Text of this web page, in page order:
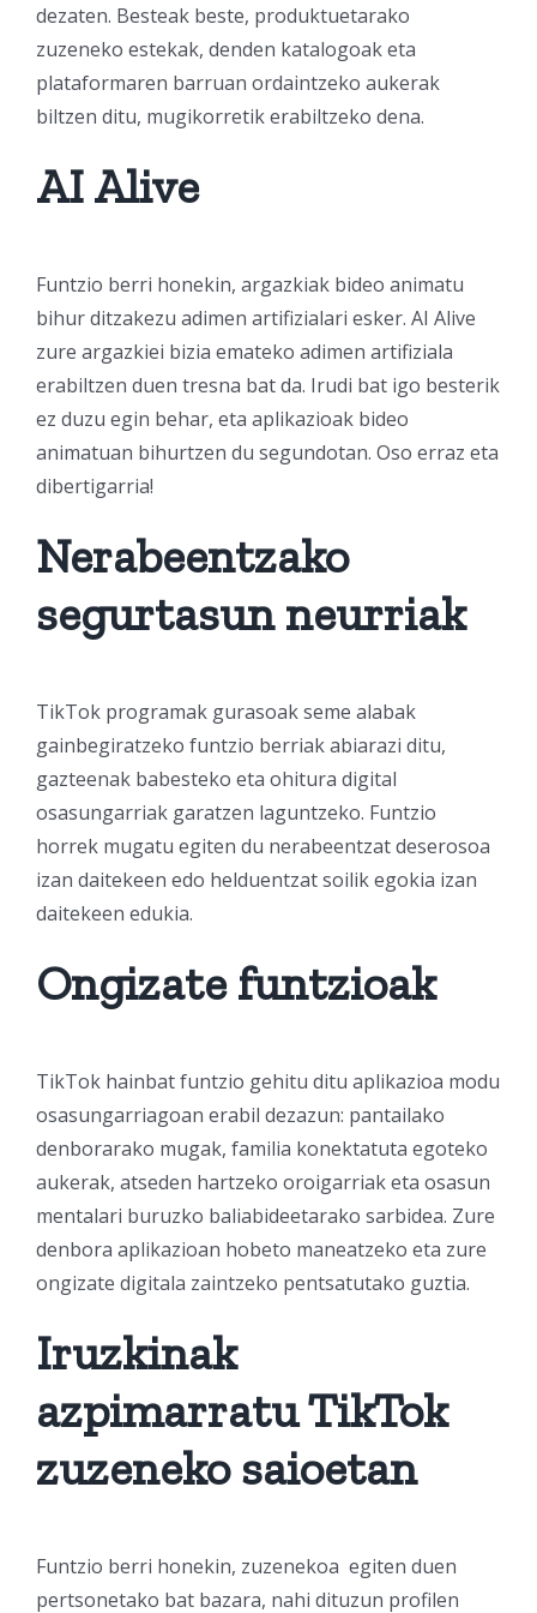
dezaten. Besteak beste, produktuetarako
zuzeneko estekak, denden katalogoak eta
plataformaren barruan ordaintzeko aukerak
biltzen ditu, mugikorretik erabiltzeko dena.
AI Alive
Funtzio berri honekin, argazkiak bideo animatu
bihur ditzakezu adimen artifizialari esker. AI Alive
zure argazkiei bizia emateko adimen artifiziala
erabiltzen duen tresna bat da. Irudi bat igo besterik
ez duzu egin behar, eta aplikazioak bideo
animatuan bihurtzen du segundotan. Oso erraz eta
dibertigarria!
Nerabeentzako
segurtasun neurriak
TikTok programak gurasoak seme alabak
gainbegiratzeko funtzio berriak abiarazi ditu,
gazteenak babesteko eta ohitura digital
osasungarriak garatzen laguntzeko. Funtzio
horrek mugatu egiten du nerabeentzat deserosoa
izan daitekeen edo helduentzat soilik egokia izan
daitekeen edukia.
Ongizate funtzioak
TikTok hainbat funtzio gehitu ditu aplikazioa modu
osasungarriagoan erabil dezazun: pantailako
denborarako mugak, familia konektatuta egoteko
aukerak, atseden hartzeko oroigarriak eta osasun
mentalari buruzko baliabideetarako sarbidea. Zure
denbora aplikazioan hobeto maneatzeko eta zure
ongizate digitala zaintzeko pentsatutako guztia.
Iruzkinak
azpimarratu TikTok
zuzeneko saioetan
Funtzio berri honekin, zuzenekoa egiten duen
pertsonetako bat bazara, nahi dituzun profilen